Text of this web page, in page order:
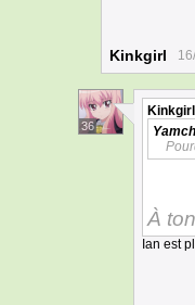
Kinkgirl
36
Kinkgirl
À
Ian est